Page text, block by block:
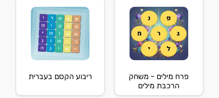
פרח מילים - משחק
הרכבת מילים
ריבוע הקסם בעברית